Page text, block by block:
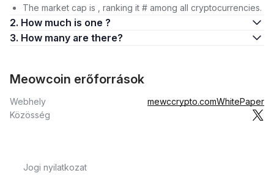
The market cap is , ranking it # among all cryptocurrencies.
2. How much is one ?
3. How many are there?
Meowcoin erőforrások
Webhely mewccrypto.comWhitePaper
Közösség
Jogi nyilatkozat